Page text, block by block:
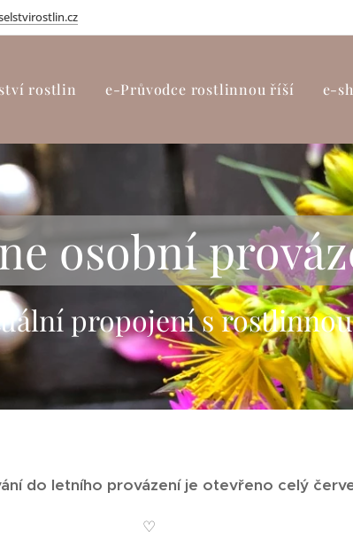
rostlin e-Průvodce rostlinnou říší e-
osobní
propojení s
do letního provázení je otevřeno celý
♡